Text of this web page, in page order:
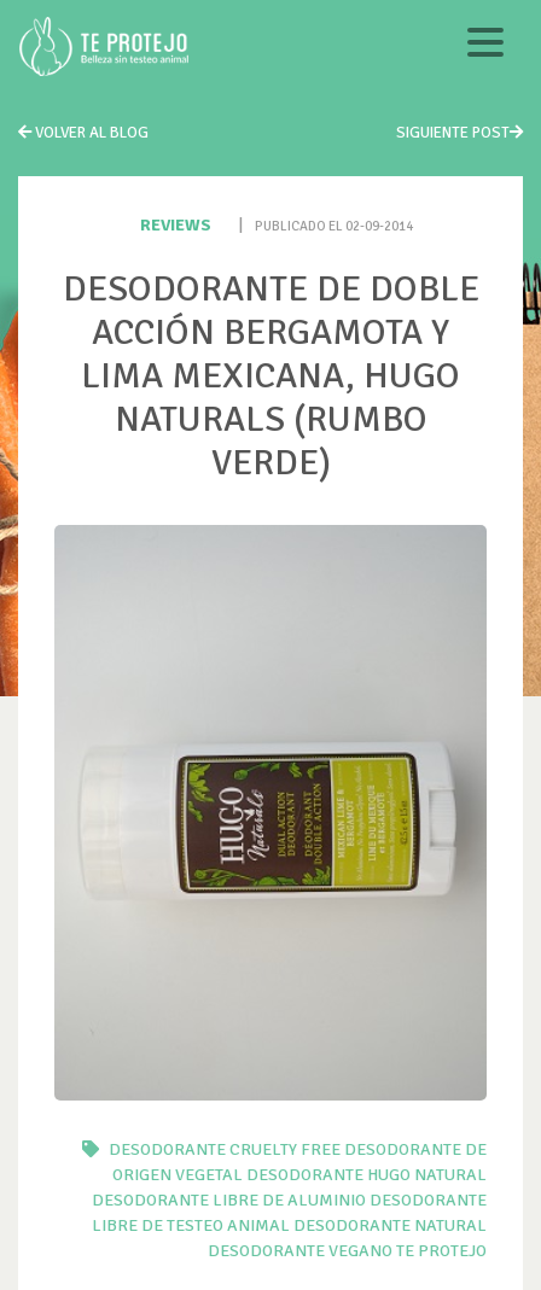
VOLVER AL BLOG SIGUIENTE POST
REVIEWS PUBLICADO EL 02-09-2014
DESODORANTE DE DOBLE
ACCIÓN BERGAMOTA Y
LIMA MEXICANA, HUGO
NATURALS (RUMBO
VERDE)
DESODORANTE CRUELTY FREE DESODORANTE DE
ORIGEN VEGETAL DESODORANTE HUGO NATURAL
DESODORANTE LIBRE DE ALUMINIO DESODORANTE
LIBRE DE TESTEO ANIMAL DESODORANTE NATURAL
DESODORANTE VEGANO TE PROTEJO